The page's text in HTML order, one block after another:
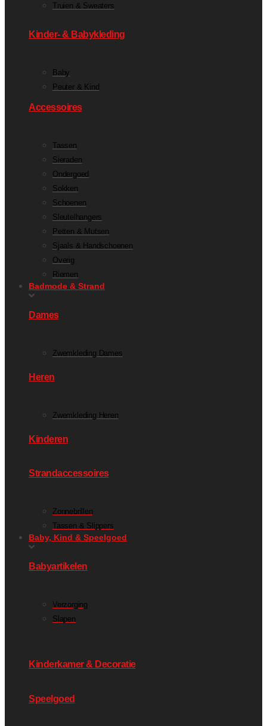
Truien & Sweaters
Kinder- & Babykleding
Baby
Peuter & Kind
Accessoires
Tassen
Sieraden
Ondergoed
Sokken
Schoenen
Sleutelhangers
Petten & Mutsen
Sjaals & Handschoenen
Overig
Riemen
Badmode & Strand
Dames
Zwemkleding Dames
Heren
Zwemkleding Heren
Kinderen
Strandaccessoires
Zonnebrillen
Tassen & Slippers
Baby, Kind & Speelgoed
Babyartikelen
Verzorging
Slapen
Kinderkamer & Decoratie
Speelgoed